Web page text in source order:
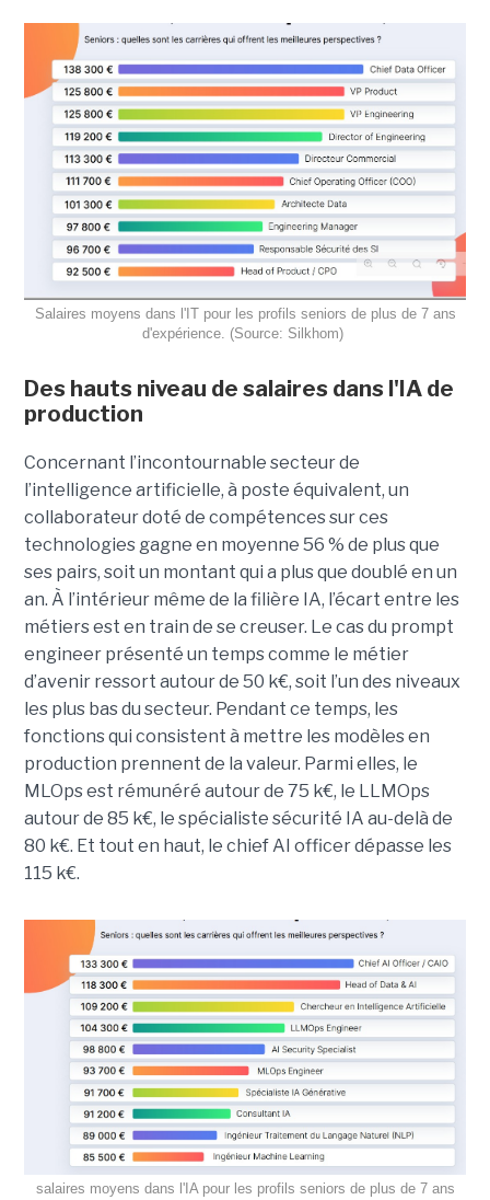
Salaires moyens dans l'IT pour les profils seniors de plus de 7 ans
d'expérience. (Source: Silkhom)
Des hauts niveau de salaires dans l'IA de
production
Concernant l’incontournable secteur de
l’intelligence artificielle, à poste équivalent, un
collaborateur doté de compétences sur ces
technologies gagne en moyenne 56 % de plus que
ses pairs, soit un montant qui a plus que doublé en un
an. À l’intérieur même de la filière IA, l’écart entre les
métiers est en train de se creuser. Le cas du prompt
engineer présenté un temps comme le métier
d’avenir ressort autour de 50 k€, soit l’un des niveaux
les plus bas du secteur. Pendant ce temps, les
fonctions qui consistent à mettre les modèles en
production prennent de la valeur. Parmi elles, le
MLOps est rémunéré autour de 75 k€, le LLMOps
autour de 85 k€, le spécialiste sécurité IA au-delà de
80 k€. Et tout en haut, le chief AI officer dépasse les
115 k€.
salaires moyens dans l'IA pour les profils seniors de plus de 7 ans